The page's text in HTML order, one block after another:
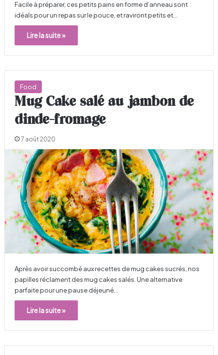
Facile à préparer, ces petits pains en forme d’anneau sont
idéals pour un repas sur le pouce, et raviront petits et…
Lire la suite »
Food
Mug Cake salé au jambon de
dinde-fromage
7 août 2020
Après avoir succombé aux recettes de mug cakes sucrés, nos
papilles réclament des mug cakes salés. Une alternative
parfaite pour une pause déjeuné…
Lire la suite »